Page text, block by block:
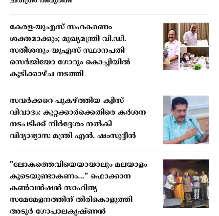
കേരള-യുഎസ് സഹകരണം
ശക്തമാക്കും; മുഖ്യമന്ത്രി വി.ഡി.
സതീശനും യുഎസ് സ്ഥാനപതി
സെർജിയോ ഗോറും കൊച്ചിയിൽ
കൂടിക്കാഴ്ച നടത്തി
സവർക്കറെ പുകഴ്ത്തിയ ക്വിസ്
വിവാദം: കുറ്റക്കാർക്കെതിരെ കർശന
നടപടിക്ക് നിർദ്ദേശം നൽകി
വിദ്യാഭ്യാസ മന്ത്രി എൻ. ഷംസുദ്ദീൻ
”ലോകത്തെവിയെയായാലും മലയാളം
കൂടെയുണ്ടാകണം…” ഫൊക്കാന
കണ്‍വന്‍ഷന്‍ സാഹിത്യ
സമേമേളനത്തിന് തിരികൊളുത്തി
അടൂര്‍ ഗോപാലകൃഷ്ണന്‍